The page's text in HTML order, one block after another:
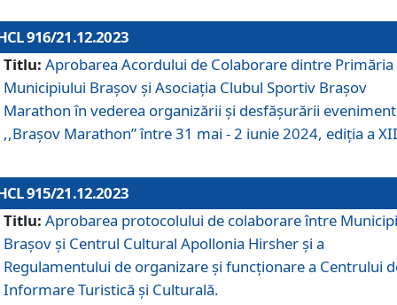
916/21.12.2023
Titlu: Aprobarea Acordului de Colaborare dintre Primăria
Municipiului Brașov și Asociația Clubul Sportiv Brașov
Marathon în vederea organizării și desfășurării
,,Brașov Marathon” între 31 mai - 2 iunie 2024, ediția a
915/21.12.2023
Titlu: Aprobarea protocolului de colaborare între
Brașov și Centrul Cultural Apollonia Hirsher și a
Regulamentului de organizare și funcționare a Centrului
Informare Turistică și Culturală.